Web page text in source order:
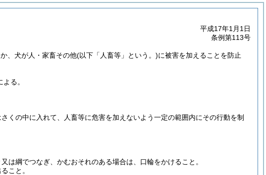
平成17年1月1日
条例第113号
、犬が人・家畜その他(以下「人畜等」という。)に被害を加えることを防止
る。
の中に入れて、人畜等に危害を加えないよう一定の範囲内にその行動を制
は綱でつなぎ、かむおそれのある場合は、口輪をかけること。
こと。